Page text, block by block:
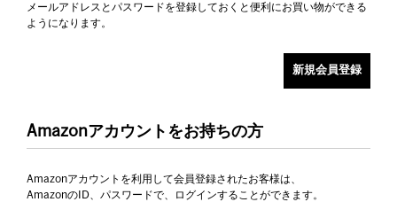
メールアドレスとパスワードを登録しておくと便利にお買い物ができる
ようになります。
Amazonアカウントをお持ちの方
Amazonアカウントを利用して会員登録されたお客様は、
AmazonのID、パスワードで、ログインすることができます。